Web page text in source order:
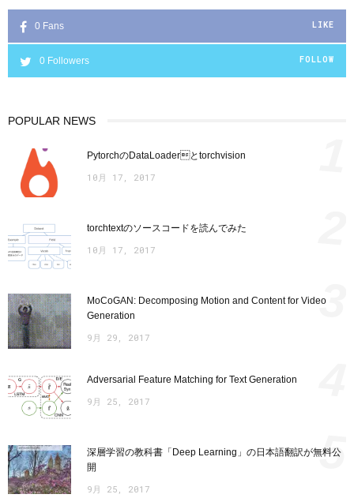
0 Fans LIKE
0 Followers FOLLOW
POPULAR NEWS
PytorchのDataLoaderとtorchvision
10月 17, 2017
torchtextのソースコードを読んでみた
10月 17, 2017
MoCoGAN: Decomposing Motion and Content for Video
Generation
9月 29, 2017
3
Adversarial Feature Matching for Text Generation
9月 25, 2017
深層学習の教科書「Deep Learning」の日本語翻訳が無料公
開
9月 25, 2017
5